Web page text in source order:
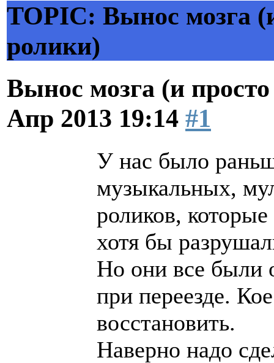
TOPIC: Вынос мозга
ролики)
Вынос мозга (и
Апр 2013 19:14 #1
У нас было
музыкальных,
роликов,
хотя бы
Но они все были
при переезде.
восстановить.
Наверно надо